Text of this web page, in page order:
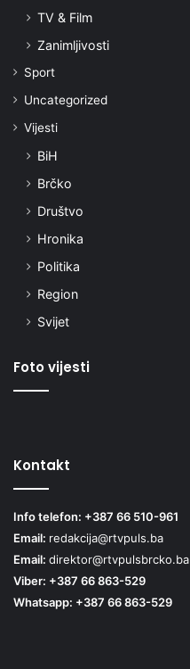
TV & Film
Zanimljivosti
Sport
Uncategorized
Vijesti
BiH
Brčko
Društvo
Hronika
Politika
Region
Svijet
Foto vijesti
Kontakt
Info telefon: +387 66 510-961
Email: redakcija@rtvpuls.ba
Email: direktor@rtvpulsbrcko.ba
Viber: +387 66 863-529
Whatsapp: +387 66 863-529